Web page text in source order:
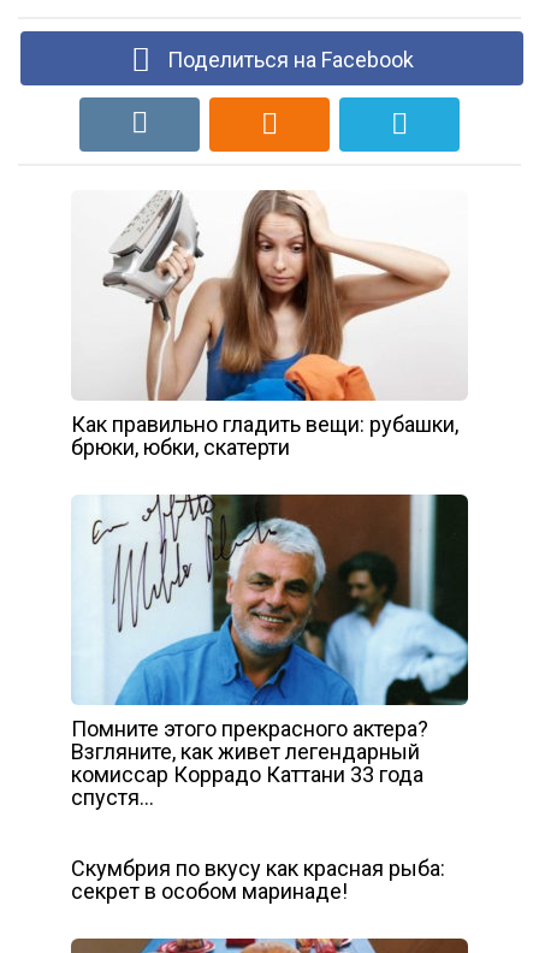
Поделиться на Facebook
Как правильно гладить вещи: рубашки,
брюки, юбки, скатерти
Помните этого прекрасного актера?
Взгляните, как живет легендарный
комиссар Коррадо Каттани 33 года
спустя…
Скумбрия по вкусу как красная рыба:
секрет в особом маринаде!